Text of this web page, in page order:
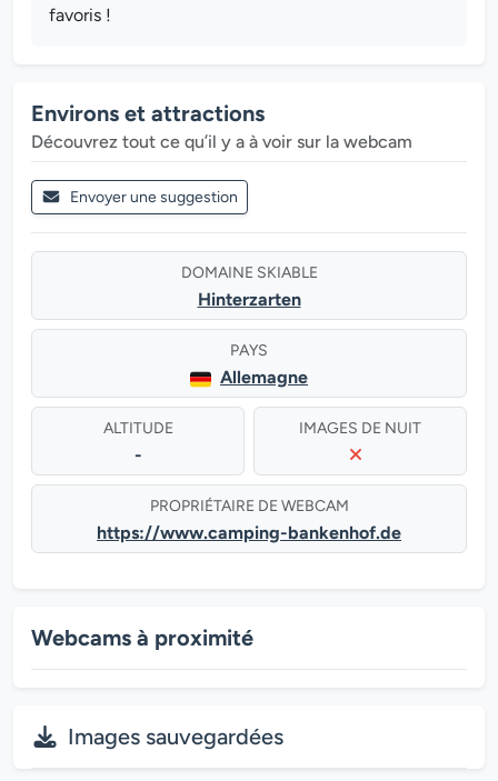
favoris !
Environs et attractions
Découvrez tout ce qu’il y a à voir sur la webcam
Envoyer une suggestion
DOMAINE SKIABLE
Hinterzarten
PAYS
Allemagne
ALTITUDE
-
IMAGES DE NUIT
PROPRIÉTAIRE DE WEBCAM
https://www.camping-bankenhof.de
Webcams à proximité
Images sauvegardées